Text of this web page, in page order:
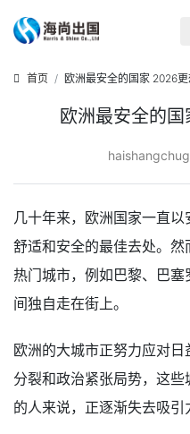
首页 欧洲最安全的国家 2026
欧洲最安全的
几十年来，欧洲国家一直
舒适和安全的最佳去处。
热门城市，例如巴黎、巴
间独自走在街上。
欧洲的大城市正努力应对
分裂和政治紧张局势，这
的人来说，正逐渐失去吸引